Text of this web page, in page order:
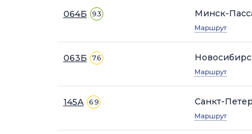
064Б 9.3 Минск-
Маршрут
063Б 7.6
Маршрут
145А 6.9 Санкт-
Маршрут